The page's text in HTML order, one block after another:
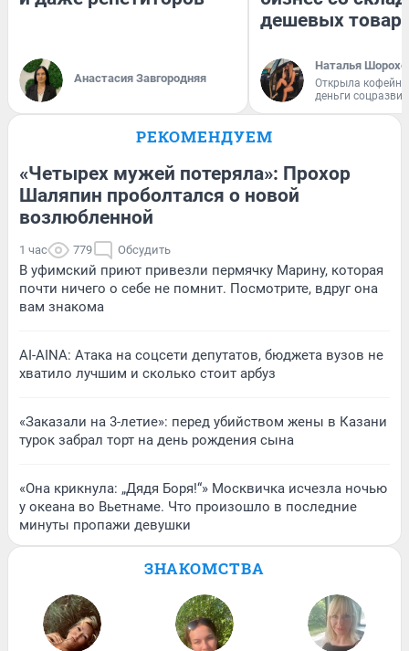
Анастасия Завгородняя
дешевых
Наталья
Открыла
деньги
РЕКОМЕНДУЕМ
«Четырех мужей потеряла»: Прохор
Шаляпин проболтался о новой
возлюбленной
1 час 779 Обсудить
В уфимский приют привезли пермячку Марину, которая
почти ничего о себе не помнит. Посмотрите, вдруг она
вам знакома
AI-AINA: Атака на соцсети депутатов, бюджета вузов не
хватило лучшим и сколько стоит арбуз
«Заказали на 3-летие»: перед убийством жены в Казани
турок забрал торт на день рождения сына
«Она крикнула: „Дядя Боря!“» Москвичка исчезла ночью
у океана во Вьетнаме. Что произошло в последние
минуты пропажи девушки
ЗНАКОМСТВА